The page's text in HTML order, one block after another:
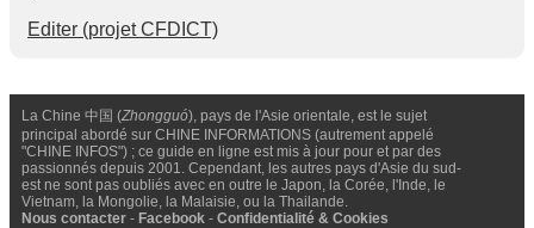
Editer (projet CFDICT)
La Chine 中国 (Zhongguó), pays de l'Asie orientale, est le sujet
principal abordé sur CHINE INFORMATIONS (autrement appelé
"CHINE INFOS") ; ce guide en ligne est mis à jour pour et par des
passionnés depuis 2001. Cependant, les autres pays d'Asie du sud-
est ne sont pas oubliés avec en outre le Japon, la Corée, l'Inde, le
Vietnam, la Mongolie, la Malaisie, ou la Thailande.
Nous contacter - Facebook - Confidentialité & Cookies